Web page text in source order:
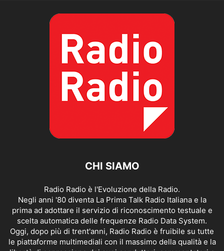
CHI SIAMO
Radio Radio è l'Evoluzione della Radio.
Negli anni '80 diventa La Prima Talk Radio Italiana e la
prima ad adottare il servizio di riconoscimento testuale e
scelta automatica delle frequenze Radio Data System.
Oggi, dopo più di trent'anni, Radio Radio è fruibile su tutte
le piattaforme multimediali con il massimo della qualità e la